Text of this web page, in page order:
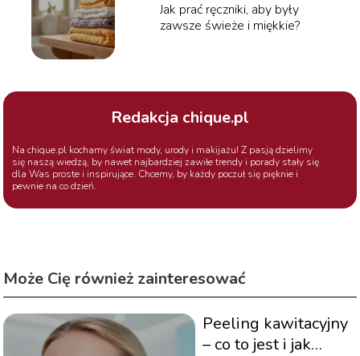
Jak prać ręczniki, aby były
zawsze świeże i miękkie?
Redakcja chique.pl
Na chique.pl kochamy świat mody, urody i makijażu! Z pasją dzielimy
się naszą wiedzą, by nawet najbardziej zawiłe trendy i porady stały się
dla Was proste i inspirujące. Chcemy, by każdy poczuł się pięknie i
pewnie na co dzień.
Może Cię również zainteresować
Peeling kawitacyjny
– co to jest i jak